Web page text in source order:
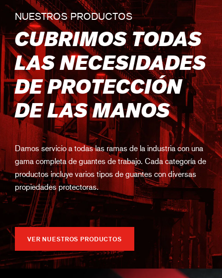
NUESTROS PRODUCTOS
CUBRIMOS TODAS
LAS NECESIDADES
DE PROTECCIÓN
DE LAS MANOS
Damos servicio a todas las ramas de la industria con una
gama completa de guantes de trabajo. Cada categoría de
productos incluye varios tipos de guantes con diversas
propiedades protectoras.
VER NUESTROS PRODUCTOS